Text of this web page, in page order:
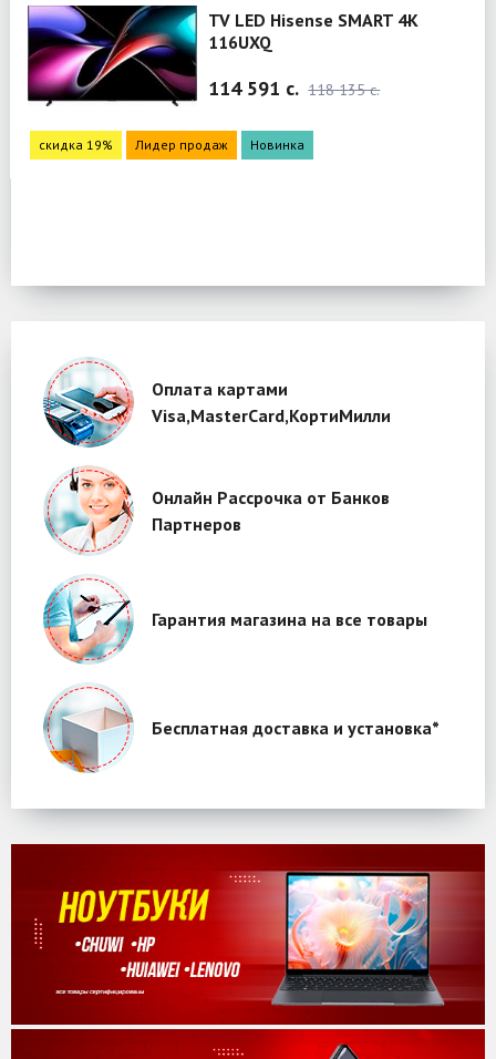
TV LED Hisense SMART 4K
116UXQ
114 591 c. 118 135 c.
скидка 19% Лидер продаж Новинка
Оплата картами
Visa,MasterCard,КортиМилли
Онлайн Рассрочка от Банков
Партнеров
Гарантия магазина на все товары
Бесплатная доставка и установка*